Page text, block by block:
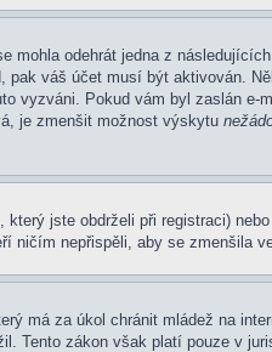
odehrát jedna z
váš účet musí být aktivován.
Pokud vám byl zaslán e-
je zmenšit možnost výskytu
jste obdrželi při registraci)
nepřispěli, aby se zmenšila
má za úkol chránit mládež na
Tento zákon však platí pouze v